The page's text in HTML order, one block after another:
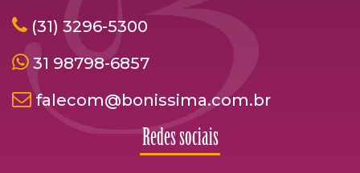
(31) 3296-5300
31 98798-6857
falecom@bonissima.com.br
Redes sociais